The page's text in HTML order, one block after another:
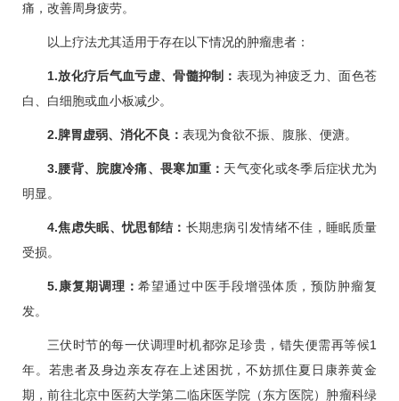
痛，改善周身疲劳。
以上疗法尤其适用于存在以下情况的肿瘤患者：
1.放化疗后气血亏虚、骨髓抑制： 表现为神疲乏力、面色苍
白、白细胞或血小板减少。
2.脾胃虚弱、消化不良： 表现为食欲不振、腹胀、便溏。
3.腰背、脘腹冷痛、畏寒加重： 天气变化或冬季后症状尤为
明显。
4.焦虑失眠、忧思郁结： 长期患病引发情绪不佳，睡眠质量
受损。
5.康复期调理：希望通过中医手段增强体质，预防肿瘤复
发。
三伏时节的每一伏调理时机都弥足珍贵，错失便需再等候1
年。若患者及身边亲友存在上述困扰，不妨抓住夏日康养黄金
期，前往北京中医药大学第二临床医学院（东方医院）
肿瘤科绿